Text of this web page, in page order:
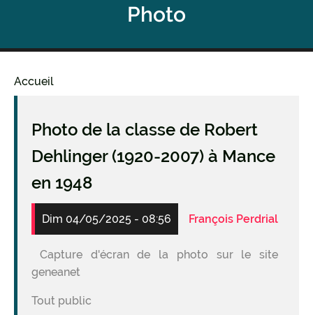
Photo
Fil
d'Ariane
Accueil
Photo de la classe de Robert
Dehlinger (1920-2007) à Mance
en 1948
Dim 04/05/2025 - 08:56 François Perdrial
Capture d'écran de la photo sur le site
geneanet
Tout public